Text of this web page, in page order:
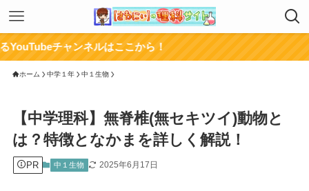
ンネルはここから！
ホーム 中学１年 中１生物
【中学理科】無脊椎(無セキツイ)動物と
は？特徴となかまを詳しく解説！
PR 中１生物 2025年6月17日